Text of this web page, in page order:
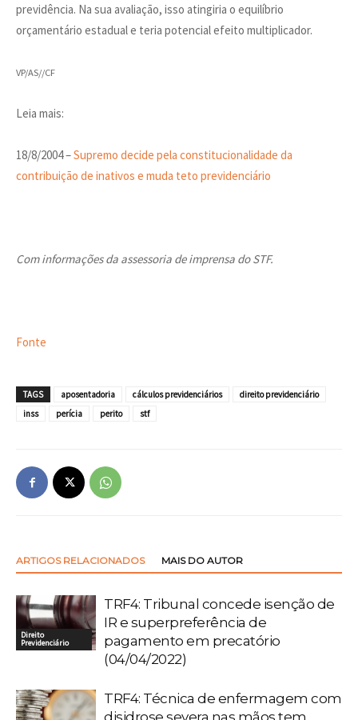
previdência. Na sua avaliação, isso atingiria o equilíbrio
orçamentário estadual e teria potencial efeito multiplicador.
VP/AS//CF
Leia mais:
18/8/2004 –Supremo decide pela constitucionalidade da
contribuição de inativos e muda teto previdenciário
Com informações da assessoria de imprensa do STF.
Fonte
TAGS aposentadoria cálculos previdenciários
direito previdenciário
inss
perícia perito stf
ARTIGOS RELACIONADOS MAIS DO AUTOR
Direito
Previdenciário
TRF4: Tribunal concede isenção de
IR e superpreferência de
pagamento em precatório
(04/04/2022)
TRF4: Técnica de enfermagem com
disidrose severa nas mãos tem